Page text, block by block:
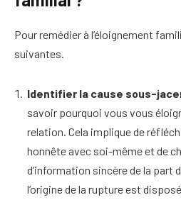
Pour remédier à l’éloignement
suivantes.
Identifier la cause sous-
savoir pourquoi vous vous
relation. Cela implique de
honnête avec soi-même et de
d’information sincère de la part
l’origine de la rupture est